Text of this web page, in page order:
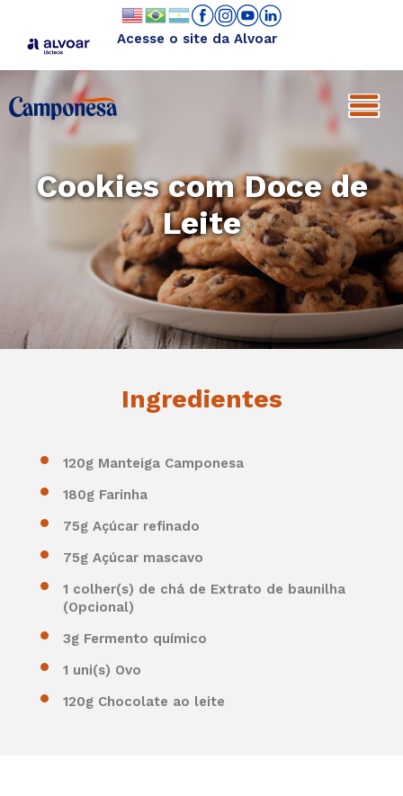
Acesse o site da Alvoar
Cookies com Doce de
Leite
Ingredientes
120g Manteiga Camponesa
180g Farinha
75g Açúcar refinado
75g Açúcar mascavo
1 colher(s) de chá de Extrato de baunilha
(Opcional)
3g Fermento químico
1 uni(s) Ovo
120g Chocolate ao leite